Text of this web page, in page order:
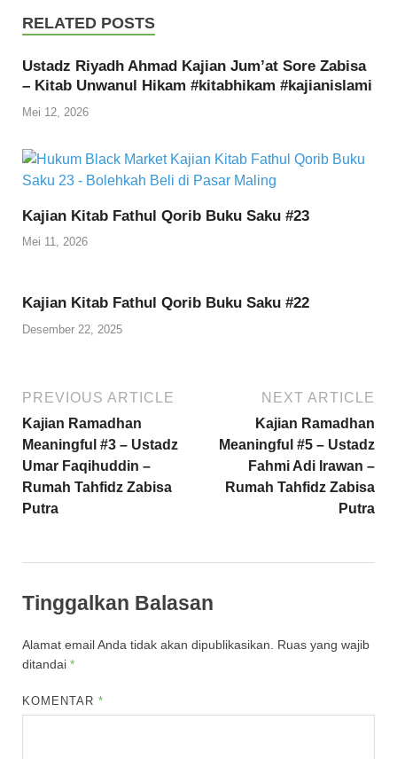
RELATED POSTS
Ustadz Riyadh Ahmad Kajian Jum’at Sore Zabisa
– Kitab Unwanul Hikam #kitabhikam #kajianislami
Mei 12, 2026
Kajian Kitab Fathul Qorib Buku Saku #23
Mei 11, 2026
Kajian Kitab Fathul Qorib Buku Saku #22
Desember 22, 2025
PREVIOUS ARTICLE
Kajian Ramadhan
Meaningful #3 – Ustadz
Umar Faqihuddin –
Rumah Tahfidz Zabisa
Putra
NEXT ARTICLE
Kajian Ramadhan
Meaningful #5 – Ustadz
Fahmi Adi Irawan –
Rumah Tahfidz Zabisa
Putra
Tinggalkan Balasan
Alamat email Anda tidak akan dipublikasikan.
Ruas yang wajib
ditandai *
KOMENTAR*